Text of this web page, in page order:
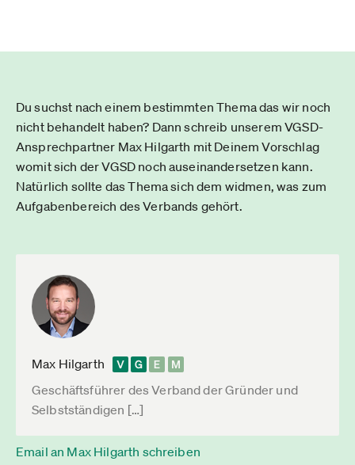
Du suchst nach einem bestimmten Thema das wir noch
nicht behandelt haben? Dann schreib unserem VGSD-
Ansprechpartner Max Hilgarth mit Deinem Vorschlag
womit sich der VGSD noch auseinandersetzen kann.
Natürlich sollte das Thema sich dem widmen, was zum
Aufgabenbereich des Verbands gehört.
Max Hilgarth
Geschäftsführer des Verband der Gründer und
Selbstständigen […]
Email an Max Hilgarth schreiben